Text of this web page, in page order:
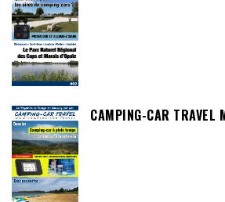
CAMPING-CAR TRAVEL